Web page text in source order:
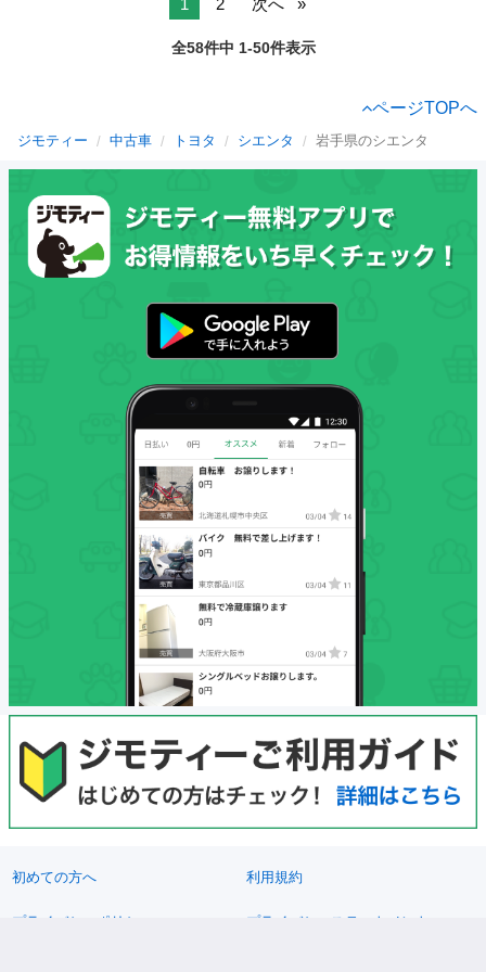
全58件中 1-50件表示
ページTOPへ
ジモティー 中古車 トヨタ シエンタ 岩手県のシエンタ
初めての方へ 利用規約
プライバシーポリシー プライバシーステートメント